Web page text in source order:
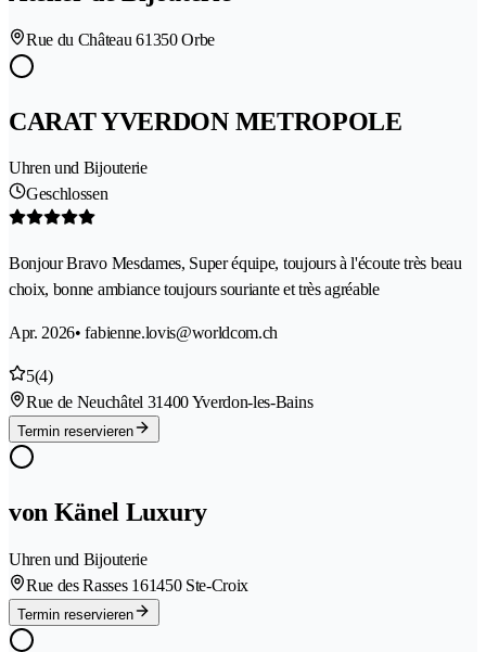
Rue du Château 61350 Orbe
CARAT YVERDON METROPOLE
Uhren und Bijouterie
Geschlossen
Bonjour Bravo Mesdames, Super équipe, toujours à l'écoute très beau
choix, bonne ambiance toujours souriante et très agréable
Apr. 2026• fabienne.lovis@worldcom.ch
5(4)
Rue de Neuchâtel 31400 Yverdon-les-Bains
Termin reservieren
von Känel Luxury
Uhren und Bijouterie
Rue des Rasses 161450 Ste-Croix
Termin reservieren